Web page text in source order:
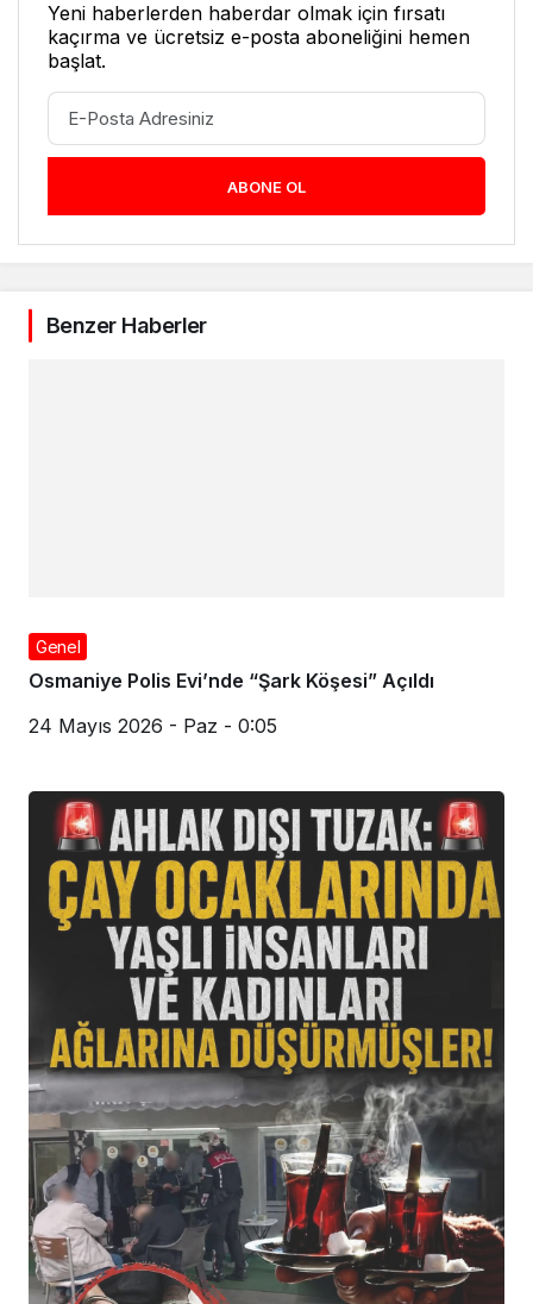
Yeni haberlerden haberdar olmak için fırsatı
kaçırma ve ücretsiz e-posta aboneliğini hemen
başlat.
ABONE OL
Benzer Haberler
Osmaniye Polis Evi’nde “Şark Köşesi” Açıldı
24 Mayıs 2026 - Paz - 0:05